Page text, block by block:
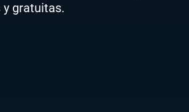
y gratuitas.